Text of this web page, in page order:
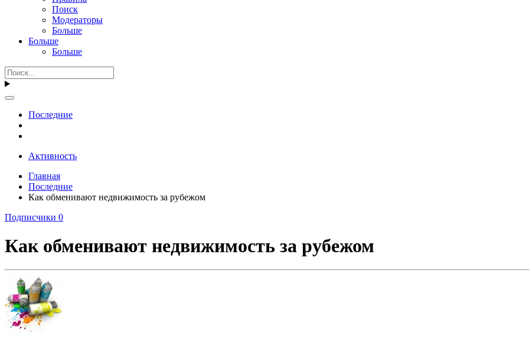
Поиск
Модераторы
Больше
Больше
Больше
Последние
Активность
Главная
Последние
Как обменивают недвижимость за рубежом
Подписчики 0
Как обменивают недвижимость за рубежом